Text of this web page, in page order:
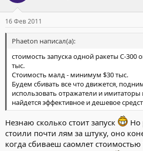
16 Фев 2011
Phaeton написал(а):
стоимость запуска одной ракеты С-300
тыс.
Стоимость малд - минимум $30 тыс.
Будем сбивать все что движется,
использовать отражатели и
найдется эффективное и дешевое
Незнаю сколько стоит запуск
Но
стоили почти лям за штуку, оно
когда сбиваеш саомлет